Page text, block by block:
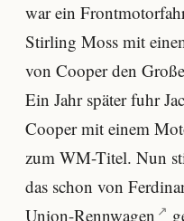
war ein
Stirling Moss mit
von Cooper den
Ein Jahr später fuhr
Cooper mit einem
zum WM-Titel. Nun
das schon von
Union-Rennwagen